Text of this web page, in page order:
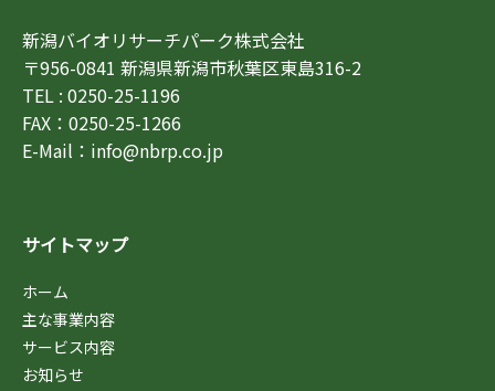
新潟バイオリサーチパーク株式会社
〒956-0841 新潟県新潟市秋葉区東島316-2
TEL : 0250-25-1196
FAX：0250-25-1266
E-Mail：info@nbrp.co.jp
サイトマップ
ホーム
主な事業内容
サービス内容
お知らせ